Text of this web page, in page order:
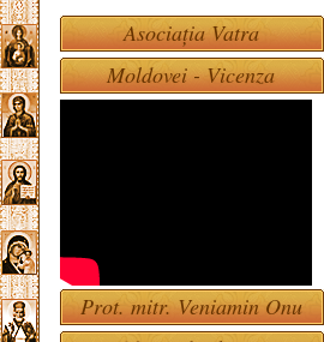
Asociația Vatra
Moldovei - Vicenza
Prot. mitr. Veniamin Onu